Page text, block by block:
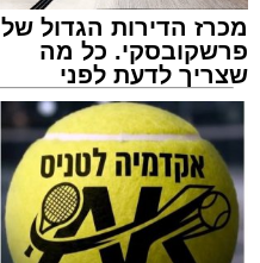
מכרז הדירות הגדול של
פרשקובסקי. כל מה
שצריך לדעת לפני
שמגישים הצעה לדירה
באשדוד